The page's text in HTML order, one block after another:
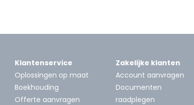
Klantenservice
Oplossingen op maat
Boekhouding
Offerte aanvragen
Zakelijke klanten
Account aanvragen
Documenten
raadplegen